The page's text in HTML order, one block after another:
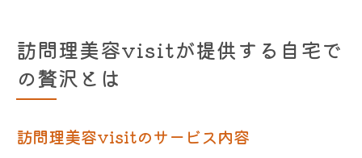
訪問理美容visitが提供する自宅で
の贅沢とは
訪問理美容visitのサービス内容